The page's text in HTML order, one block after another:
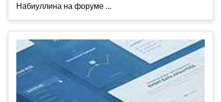
Набиуллина на форуме ...